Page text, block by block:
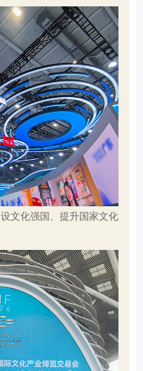
文化强国、提升国家文化